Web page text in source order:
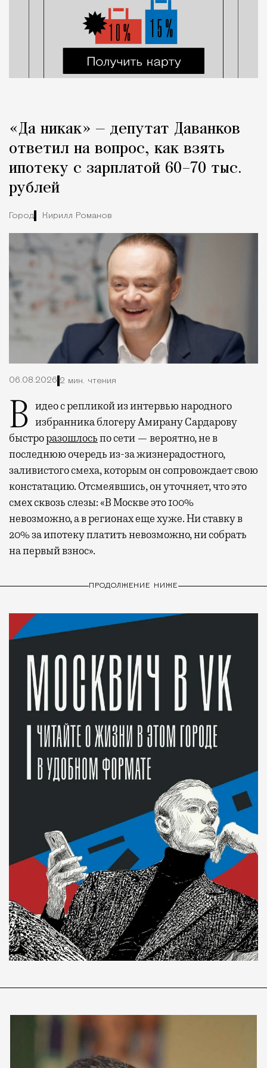
«Да никак» — депутат Даванков
ответил на вопрос, как взять
ипотеку с зарплатой 60–70 тыс.
рублей
Город Кирилл Романов
06.08.2026 2 мин. чтения
Видео с репликой из интервью народного избранника блогеру Амирану Сардарову
быстроразошлосьпо сети — вероятно, не в
последнюю очередь из-за жизнерадостного,
заливистого смеха, которым он сопровождает свою
констатацию. Отсмеявшись, он уточняет, что это
смех сквозь слезы: «В Москве это 100%
невозможно, а в регионах еще хуже. Ни ставку в
20% за ипотеку платить невозможно, ни собрать
на первый взнос».
ПРОДОЛЖЕНИЕ НИЖЕ